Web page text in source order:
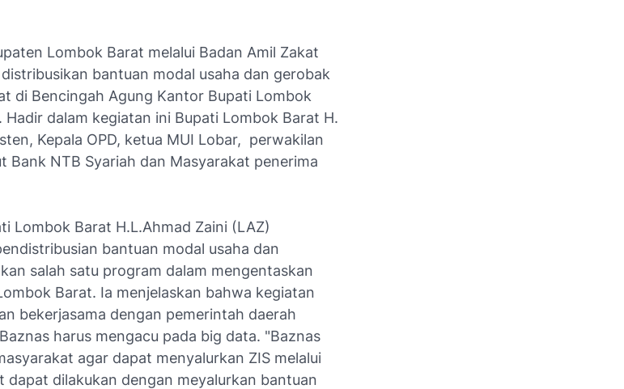
Lombok Barat melalui Badan Amil Zakat
bantuan modal usaha dan gerobak
di Bencingah Agung Kantor Bupati Lombok
Hadir dalam kegiatan ini Bupati Lombok Barat H.
Kepala OPD, ketua MUI Lobar, perwakilan
Bank NTB Syariah dan Masyarakat penerima
Lombok Barat H.L.Ahmad Zaini (LAZ)
bantuan modal usaha dan
salah satu program dalam mengentaskan
Barat. Ia menjelaskan bahwa kegiatan
bekerjasama dengan pemerintah daerah
harus mengacu pada big data. "Baznas
agar dapat menyalurkan ZIS melalui
dapat dilakukan dengan meyalurkan bantuan